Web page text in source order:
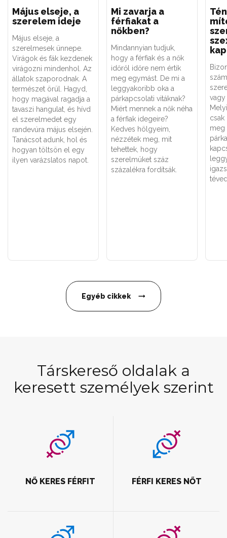
Május elseje, a
szerelem ideje
Május elseje, a
szerelmesek ünnepe.
Virágok és fák kezdenek
virágozni mindenhol. Az
állatok szaporodnak. A
természet örül. Hagyd,
hogy magával ragadja a
tavaszi hangulat, és hívd
el szerelmedet egy
randevúra május elsején.
Tanácsot adunk, hol és
hogyan töltsön el egy
ilyen varázslatos napot.
Mi zavarja a
férfiakat a
nőkben?
Mindannyian tudjuk,
hogy a férfiak és a nők
időről időre nem értik
meg egymást. De mi a
leggyakoribb oka a
párkapcsolati vitáknak?
Miért mennek a nők néha
a férfiak idegeire?
Kedves hölgyeim,
nézzétek meg, mit
tehettek, hogy
szerelmüket száz
százalékra fordítsák.
vagy
csak
meg
Egyéb cikkek
Társkereső oldalak a
keresett személyek szerint
NŐ KERES FÉRFIT FÉRFI KERES NŐT